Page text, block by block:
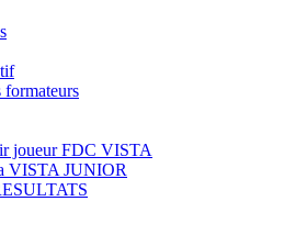
formateurs
joueur FDC VISTA
VISTA JUNIOR